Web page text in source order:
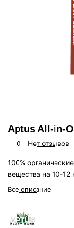
Aptus All-in-
0 Нет отзывов
100%
вещества на 10-12
Все описание